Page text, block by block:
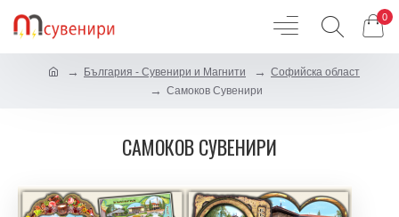
0
България - Сувенири и Магнити
Софийска област
Самоков Сувенири
САМОКОВ СУВЕНИРИ